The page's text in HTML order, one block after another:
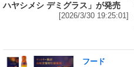
ハヤシメシ デミグラス」が発売
[2026/3/30 19:25:01]
フード